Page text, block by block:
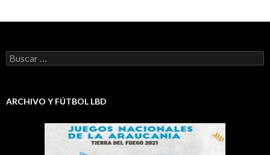
Buscar:
ARCHIVO Y FÚTBOL LBD